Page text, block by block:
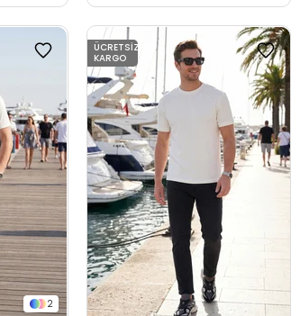
2
ÜCRETSIZ
KARGO